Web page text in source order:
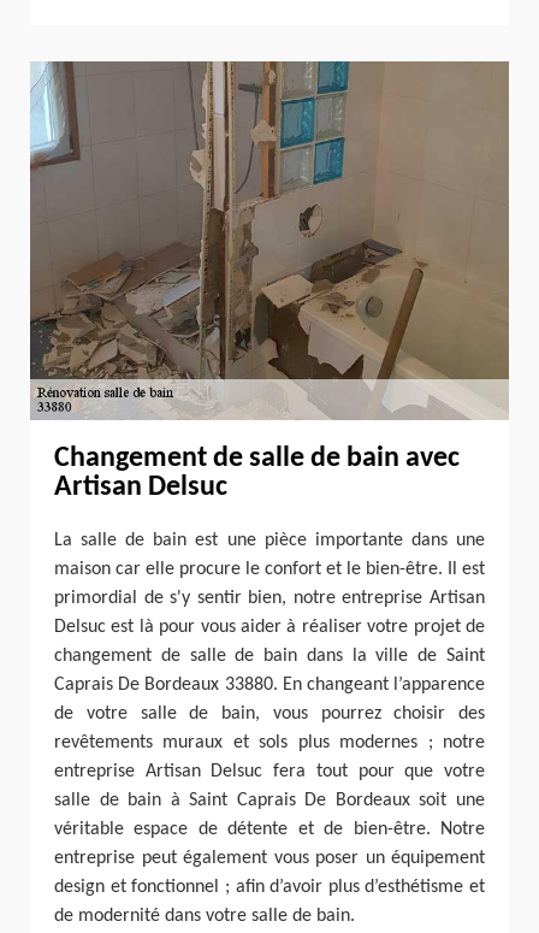
Changement de salle de bain avec
Artisan Delsuc
La salle de bain est une pièce importante dans une
maison car elle procure le confort et le bien-être. Il est
primordial de s'y sentir bien, notre entreprise Artisan
Delsuc est là pour vous aider à réaliser votre projet de
changement de salle de bain dans la ville de Saint
Caprais De Bordeaux 33880. En changeant l’apparence
de votre salle de bain, vous pourrez choisir des
revêtements muraux et sols plus modernes ; notre
entreprise Artisan Delsuc fera tout pour que votre
salle de bain à Saint Caprais De Bordeaux soit une
véritable espace de détente et de bien-être. Notre
entreprise peut également vous poser un équipement
design et fonctionnel ; afin d’avoir plus d’esthétisme et
de modernité dans votre salle de bain.